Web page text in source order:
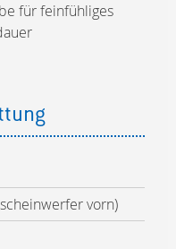
für feinfühliges
vorn)